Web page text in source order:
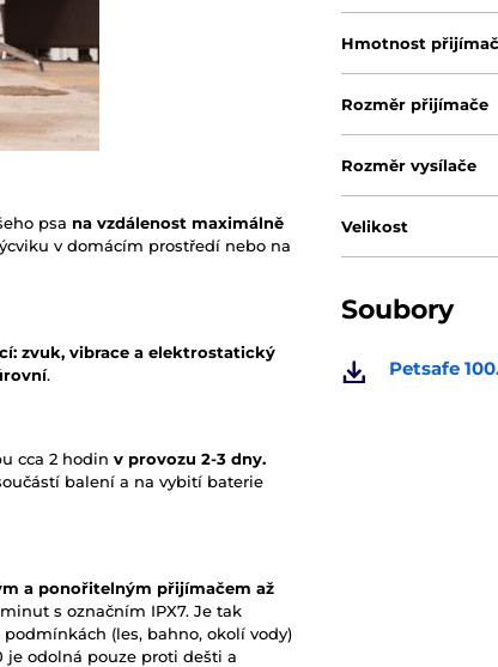
psa na vzdálenost maximálně
v domácím prostředí nebo na
zvuk, vibrace a elektrostatický
.
cca 2 hodin v provozu 2-3 dny.
balení a na vybití baterie
a ponořitelným přijímačem až
s označním IPX7. Je tak
(les, bahno, okolí vody)
je odolná pouze proti dešti a
Hmotnost
Rozměr přijímače
Rozměr vysílače
Velikost
Soubory
Petsafe